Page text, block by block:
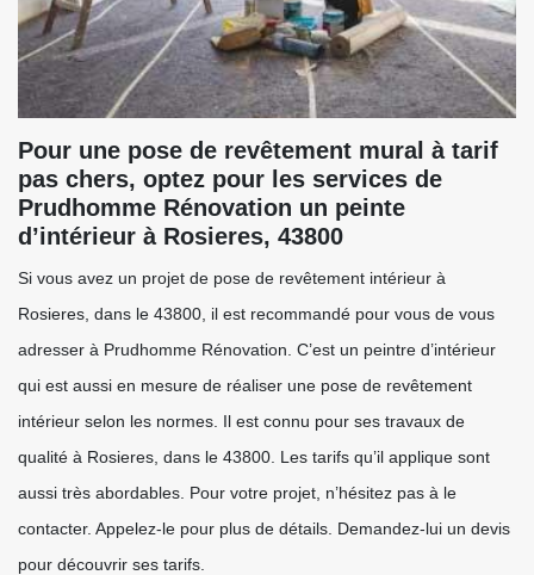
Pour une pose de revêtement mural à tarif
pas chers, optez pour les services de
Prudhomme Rénovation un peinte
d’intérieur à Rosieres, 43800
Si vous avez un projet de pose de revêtement intérieur à
Rosieres, dans le 43800, il est recommandé pour vous de vous
adresser à Prudhomme Rénovation. C’est un peintre d’intérieur
qui est aussi en mesure de réaliser une pose de revêtement
intérieur selon les normes. Il est connu pour ses travaux de
qualité à Rosieres, dans le 43800. Les tarifs qu’il applique sont
aussi très abordables. Pour votre projet, n’hésitez pas à le
contacter. Appelez-le pour plus de détails. Demandez-lui un devis
pour découvrir ses tarifs.